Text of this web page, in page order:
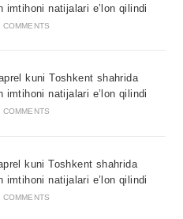
imtihoni natijalari e’lon qilindi
COMMENTS
kuni Toshkent shahrida
imtihoni natijalari e’lon qilindi
COMMENTS
kuni Toshkent shahrida
imtihoni natijalari e’lon qilindi
COMMENTS